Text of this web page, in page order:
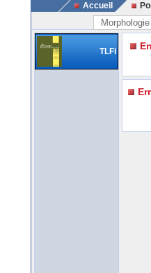
Accueil
Morphologie
TLFi